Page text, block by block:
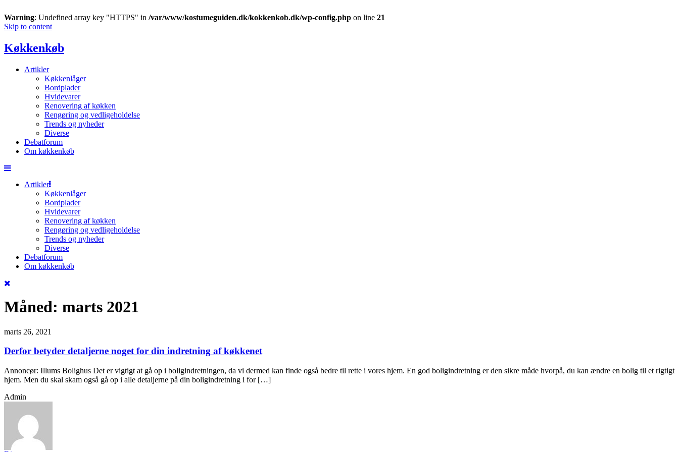
Warning: Undefined array key "HTTPS" in /var/www/kostumeguiden.dk/kokkenkob.dk/wp-config.php on line 21
Skip to content
Køkkenkøb
Artikler
Køkkenlåger
Bordplader
Hvidevarer
Renovering af køkken
Rengøring og vedligeholdelse
Trends og nyheder
Diverse
Debatforum
Om køkkenkøb
Artikler
Køkkenlåger
Bordplader
Hvidevarer
Renovering af køkken
Rengøring og vedligeholdelse
Trends og nyheder
Diverse
Debatforum
Om køkkenkøb
Måned: marts 2021
marts 26, 2021
Derfor betyder detaljerne noget for din indretning af køkkenet
Annoncør: Illums Bolighus Det er vigtigt at gå op i boligindretningen, da vi dermed kan finde også bedre til rette i vores hjem. En god boligindretning er den sikre måde hvorpå, du kan ændre en bolig til et rigtigt
hjem. Men du skal skam også gå op i alle detaljerne på din boligindretning i for […]
Admin